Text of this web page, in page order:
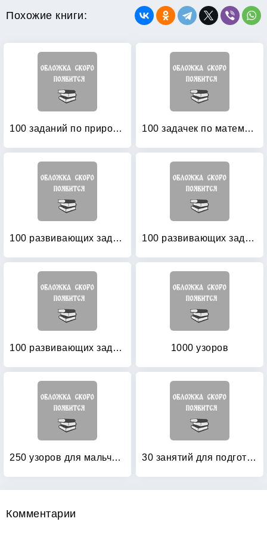
Похожие книги:
100 заданий по природоведению: Рабочая тетрадь для учащихся 3-го класса четырехлетней начальной школы 100 задачек по математике: Рабочая тетрадь для детей 5-6 лет
100 развивающих заданий для девочек 100 развивающих заданий для девочек
100 развивающих заданий для мальчиков 1000 узоров
250 узоров для мальчиков и девочек 30 занятий для подготовки к школе: Рабочая тетрадь. 4 лет. Часть 1
Комментарии